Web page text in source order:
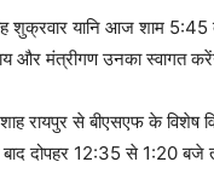
शुक्रवार यानि आज शाम 5:45
और मंत्रीगण उनका स्वागत
रायपुर से बीएसएफ के विशेष
दोपहर 12:35 से 1:20 बजे